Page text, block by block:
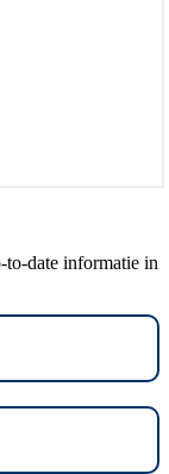
date informatie in